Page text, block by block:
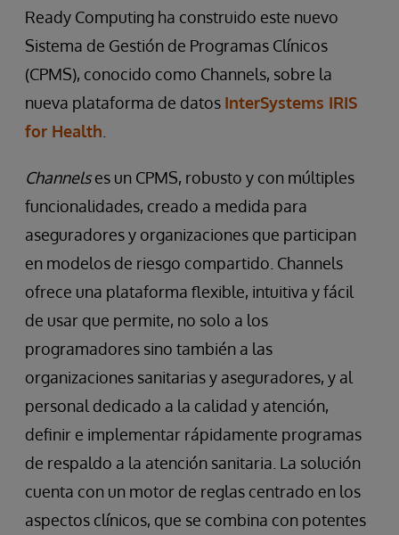
Ready Computing ha construido este nuevo
Sistema de Gestión de Programas Clínicos
(CPMS), conocido como Channels, sobre la
nueva plataforma de datos InterSystems IRIS
for Health
Channelses un CPMS, robusto y con múltiples
funcionalidades, creado a medida para
aseguradores y organizaciones que participan
en modelos de riesgo compartido. Channels
ofrece una plataforma flexible, intuitiva y fácil
de usar que permite, no solo a los
programadores sino también a las
organizaciones sanitarias y aseguradores, y al
personal dedicado a la calidad y atención,
definir e implementar rápidamente programas
de respaldo a la atención sanitaria. La solución
cuenta con un motor de reglas centrado en los
aspectos clínicos, que se combina con potentes